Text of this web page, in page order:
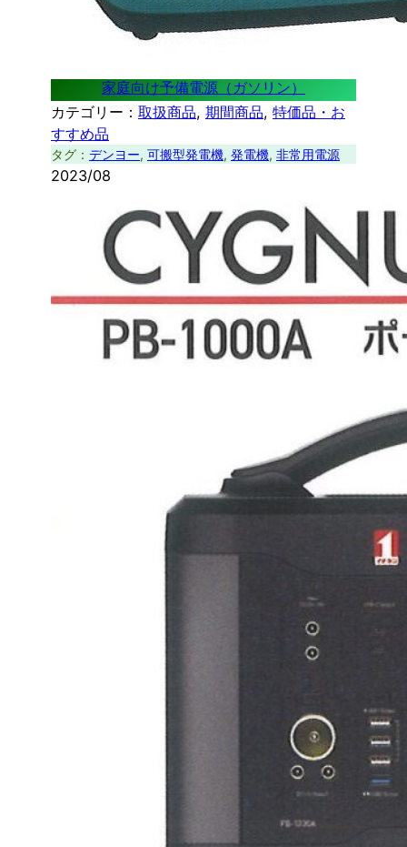
家庭向け予備電源（ガソリン）
カテゴリー： 取扱商品, 期間商品, 特価品・お
すすめ品
タグ： デンヨー, 可搬型発電機, 発電機, 非常用電源
2023/08